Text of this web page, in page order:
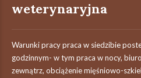
weterynaryjna
Warunki pracy praca w siedzibie
godzinnym- w tym praca w nocy,
zewnątrz, obciążenie mięśniowo-